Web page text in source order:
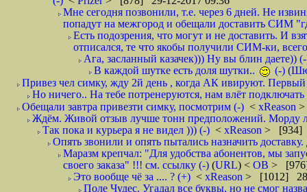
Мне сегодня позвонили, т.е. через 6 дней. Не
попадут на межгород и обещали доставить СИМ
Есть подозрения, что могут и не доставить. И
отписался, те что якобы получили СИМ-ки,
Ага, засланный казачек))) Ну вы блин даете))
В каждой шутке есть доля шутки..
(-)
Привез чел симку, жду 2й день , когда АК ивируют. Первый
Но ничего.. На тебе потренеруются, нам влёт подключать
Обещали завтра привезти симку, посмотрим (-) < xReason
Ждём. Живой отзыв лучше тонн предположений. Морду
Так пока и курьера я не видел ))) (-) < xReason > [934]
Опять звонили и опять пытались назначить
Маразм крепчал: "Для удобства абонентов, мы
своего заказа" !!! см. ссылку (-) (URL) < ОВ >
Это вообще чё за .... ? (+) < xReason > [1012]
Поле Чудес. Угадал все буквы, но не смог